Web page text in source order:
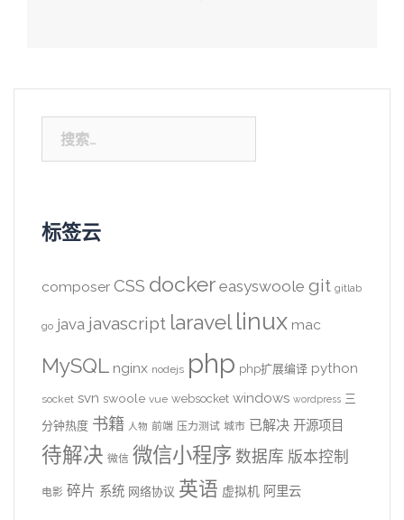
索：
标签云
composer CSS docker easyswoole git gitlab
go java javascript laravel linux mac
MySQL nginx nodejs php php扩展编译 python
socket svn swoole vue websocket windows wordpress 三
分钟热度 书籍 人物 前端 压力测试 城市 已解决 开源项目
待解决 微信 微信小程序 数据库 版本控制
电影 碎片 系统 网络协议 英语 虚拟机 阿里云